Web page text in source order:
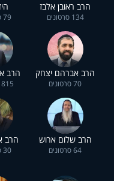
הרב ראובן אלבז
134 סרטונים 79 סרטונים
הרב אברהם יצחק
70 סרטונים
הרב
815 סרטונים
הרב שלום ארוש
64 סרטונים
הרב
30 סרטונים